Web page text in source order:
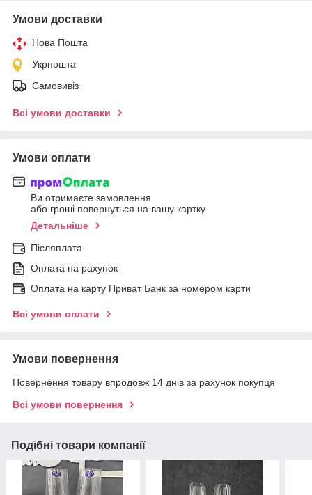
Умови доставки
Нова Пошта
Укрпошта
Самовивіз
Всі умови доставки
Умови оплати
Ви отримаєте замовлення
або гроші повернуться на вашу картку
Детальніше
Післяплата
Оплата на рахунок
Оплата на карту Приват Банк за номером карти
Всі умови оплати
Умови повернення
Повернення товару впродовж 14 днів за рахунок покупця
Всі умови повернення
Подібні товари компанії